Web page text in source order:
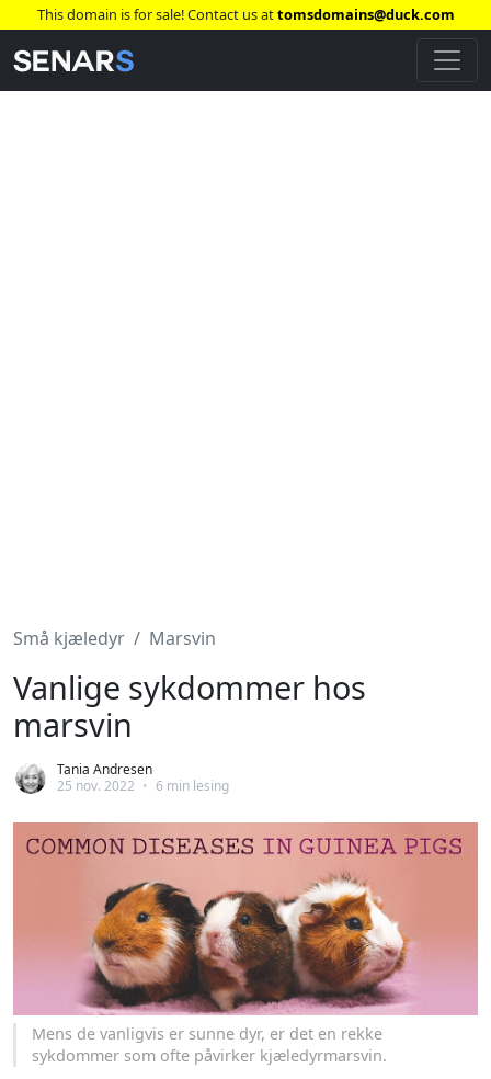
This domain is for sale! Contact us attomsdomains@duck.com
Små kjæledyr Marsvin
Vanlige sykdommer hos
marsvin
Tania Andresen
25 nov. 2022 • 6 min lesing
Mens de vanligvis er sunne dyr, er det en rekke
sykdommer som ofte påvirker kjæledyrmarsvin.